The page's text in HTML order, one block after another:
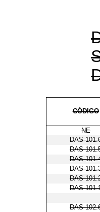
CÓDIGO
NE
DAS
DAS
DAS
DAS
DAS
DAS
DAS